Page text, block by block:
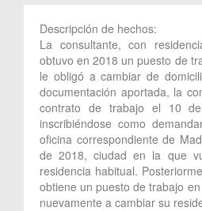
Descripción de hechos:
La consultante, con
obtuvo en 2018 un puesto de
le obligó a cambiar de
documentación aportada, la
contrato de trabajo el 10
inscribiéndose como
oficina correspondiente de
de 2018, ciudad en la que
residencia habitual.
obtiene un puesto de trabajo
nuevamente a cambiar su